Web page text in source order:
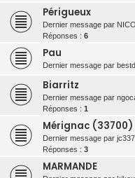
Périgueux
Dernier message par
Réponses : 6
Pau
Dernier message par
Biarritz
Dernier message par
Réponses : 1
Mérignac (33700)
Dernier message par
Réponses : 3
MARMANDE